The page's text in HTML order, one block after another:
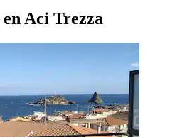
Aci Trezza